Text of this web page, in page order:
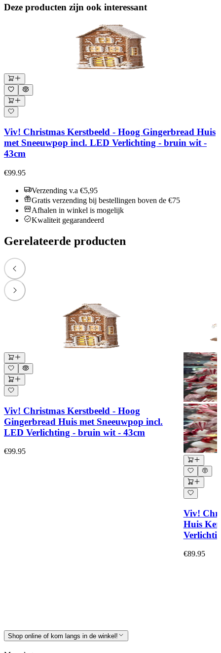
Deze producten zijn ook interessant
Viv! Christmas Kerstbeeld - Hoog Gingerbread Huis
met Sneeuwpop incl. LED Verlichting - bruin wit -
43cm
€99.95
Verzending v.a €5,95
Gratis verzending bij bestellingen boven de €75
Afhalen in winkel is mogelijk
Kwaliteit gegarandeerd
Gerelateerde producten
Viv! Christmas Kerstbeeld - Hoog
Gingerbread Huis met Sneeuwpop incl.
LED Verlichting - bruin wit - 43cm
€99.95
Viv!
Huis
€89.95
Shop online of kom langs in de winkel!